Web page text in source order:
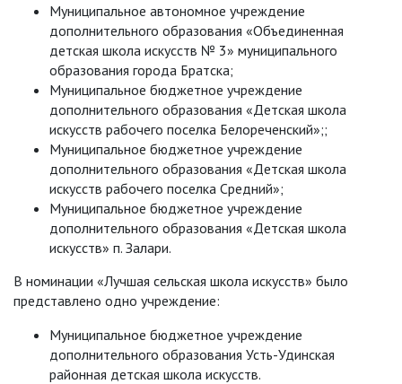
Муниципальное автономное учреждение
дополнительного образования «Объединенная
детская школа искусств № 3» муниципального
образования города Братска;
Муниципальное бюджетное учреждение
дополнительного образования «Детская школа
искусств рабочего поселка Белореченский»;;
Муниципальное бюджетное учреждение
дополнительного образования «Детская школа
искусств рабочего поселка Средний»;
Муниципальное бюджетное учреждение
дополнительного образования «Детская школа
искусств» п. Залари.
В номинации «Лучшая сельская школа искусств» было
представлено одно учреждение:
Муниципальное бюджетное учреждение
дополнительного образования Усть-Удинская
районная детская школа искусств.